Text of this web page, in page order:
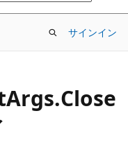
サインイン
Args.Close